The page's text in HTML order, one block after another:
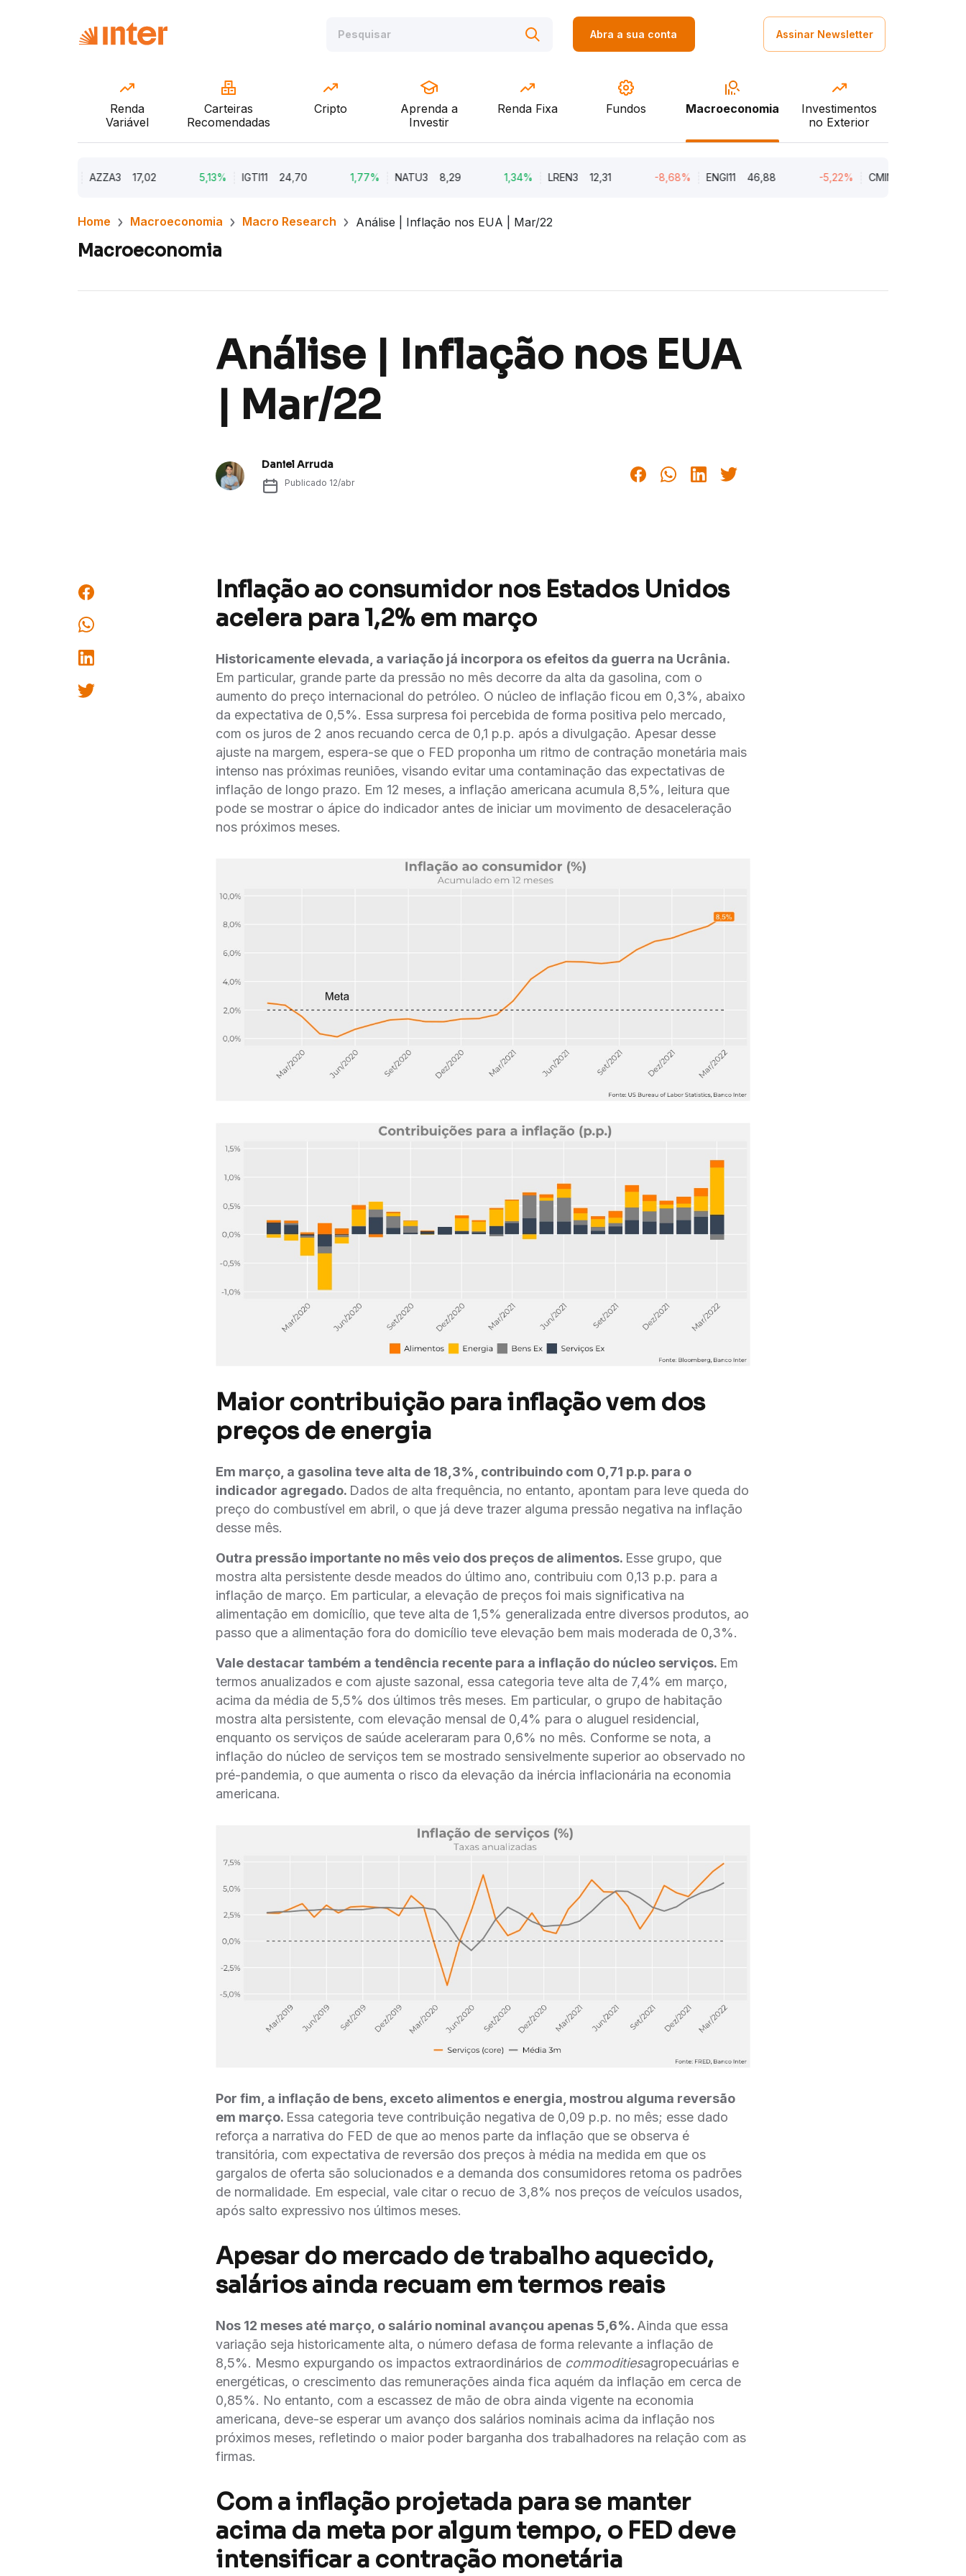
Abra a sua conta Assinar Newsletter
Renda
Variável
Carteiras
Recomendadas
Cripto
Aprenda a
Investir
Renda Fixa Fundos Macroeconomia
Investimentos
no Exterior
17,02 IGTI11 24,70 NATU3 8,29 LREN3 12,31 -8,68% ENGI11 46,88 -5,22% CMIN3 5,45
Home Macroeconomia Macro Research Análise | Inflação nos EUA | Mar/22
Macroeconomia
Análise | Inflação nos EUA
| Mar/22
Daniel Arruda
Publicado 12/abr
Inflação ao consumidor nos Estados Unidos
acelera para 1,2% em março
Historicamente elevada, a variação já incorpora os efeitos da guerra na Ucrânia.
Em particular, grande parte da pressão no mês decorre da alta da gasolina, com o
aumento do preço internacional do petróleo. O núcleo de inflação ficou em 0,3%, abaixo
da expectativa de 0,5%. Essa surpresa foi percebida de forma positiva pelo mercado,
com os juros de 2 anos recuando cerca de 0,1 p.p. após a divulgação. Apesar desse
ajuste na margem, espera-se que o FED proponha um ritmo de contração monetária mais
intenso nas próximas reuniões, visando evitar uma contaminação das expectativas de
inflação de longo prazo. Em 12 meses, a inflação americana acumula 8,5%, leitura que
pode se mostrar o ápice do indicador antes de iniciar um movimento de desaceleração
nos próximos meses.
Maior contribuição para inflação vem dos
preços de energia
Em março, a gasolina teve alta de 18,3%, contribuindo com 0,71 p.p. para o
indicador agregado. Dados de alta frequência, no entanto, apontam para leve queda do
preço do combustível em abril, o que já deve trazer alguma pressão negativa na inflação
desse mês.
Outra pressão importante no mês veio dos preços de alimentos. Esse grupo, que
mostra alta persistente desde meados do último ano, contribuiu com 0,13 p.p. para a
inflação de março. Em particular, a elevação de preços foi mais significativa na
alimentação em domicílio, que teve alta de 1,5% generalizada entre diversos produtos, ao
passo que a alimentação fora do domicílio teve elevação bem mais moderada de 0,3%.
Vale destacar também a tendência recente para a inflação do núcleo serviços. Em
termos anualizados e com ajuste sazonal, essa categoria teve alta de 7,4% em março,
acima da média de 5,5% dos últimos três meses. Em particular, o grupo de habitação
mostra alta persistente, com elevação mensal de 0,4% para o aluguel residencial,
enquanto os serviços de saúde aceleraram para 0,6% no mês. Conforme se nota, a
inflação do núcleo de serviços tem se mostrado sensivelmente superior ao observado no
pré-pandemia, o que aumenta o risco da elevação da inércia inflacionária na economia
americana.
Por fim, a inflação de bens, exceto alimentos e energia, mostrou alguma reversão
em março. Essa categoria teve contribuição negativa de 0,09 p.p. no mês; esse dado
reforça a narrativa do FED de que ao menos parte da inflação que se observa é
transitória, com expectativa de reversão dos preços à média na medida em que os
gargalos de oferta são solucionados e a demanda dos consumidores retoma os padrões
de normalidade. Em especial, vale citar o recuo de 3,8% nos preços de veículos usados,
após salto expressivo nos últimos meses.
Apesar do mercado de trabalho aquecido,
salários ainda recuam em termos reais
Nos 12 meses até março, o salário nominal avançou apenas 5,6%. Ainda que essa
variação seja historicamente alta, o número defasa de forma relevante a inflação de
8,5%. Mesmo expurgando os impactos extraordinários de commoditiesagropecuárias e
energéticas, o crescimento das remunerações ainda fica aquém da inflação em cerca de
0,85%. No entanto, com a escassez de mão de obra ainda vigente na economia
americana, deve-se esperar um avanço dos salários nominais acima da inflação nos
próximos meses, refletindo o maior poder barganha dos trabalhadores na relação com as
firmas.
Com a inflação projetada para se manter
acima da meta por algum tempo, o FED deve
intensificar a contração monetária